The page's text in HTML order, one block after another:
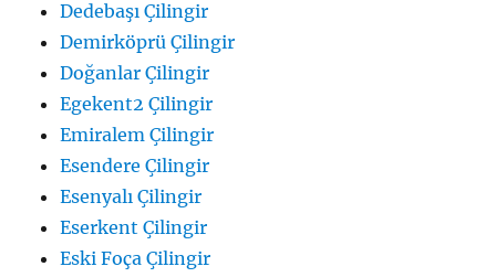
Dedebaşı Çilingir
Demirköprü Çilingir
Doğanlar Çilingir
Egekent2 Çilingir
Emiralem Çilingir
Esendere Çilingir
Esenyalı Çilingir
Eserkent Çilingir
Eski Foça Çilingir